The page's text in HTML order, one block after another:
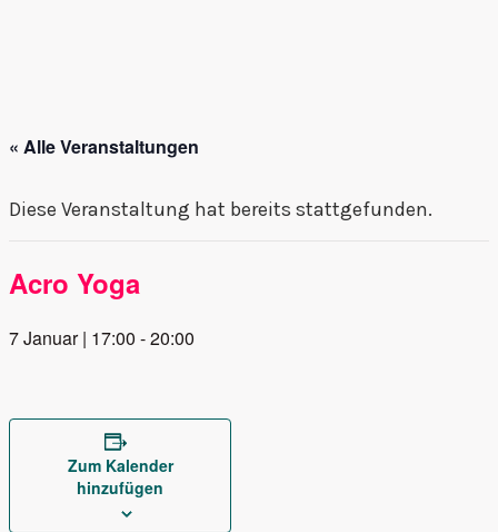
« Alle Veranstaltungen
Diese Veranstaltung hat bereits stattgefunden.
Acro Yoga
7 Januar | 17:00 -20:00
Zum Kalender
hinzufügen